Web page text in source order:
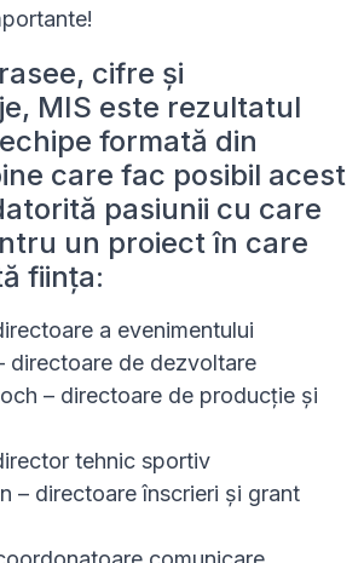
cifre și
MIS este rezultatul
formată din
care fac posibil acest
pasiunii cu care
un proiect în care
ființa:
a evenimentului
directoare de dezvoltare
– directoare de producție și
tehnic sportiv
– directoare înscrieri și grant